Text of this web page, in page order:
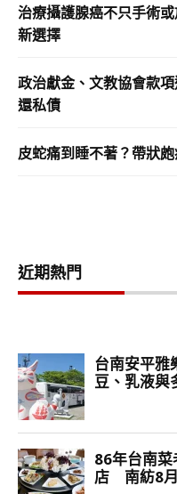
治療攝護腺癌不只手術
新選擇
政治獻金、文教協會款
還私債
皮蛇痛到睡不著？帶狀
近期熱門